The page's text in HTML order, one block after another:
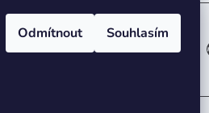
Odmítnout Souhlasím
Oblíbené způsoby platby: